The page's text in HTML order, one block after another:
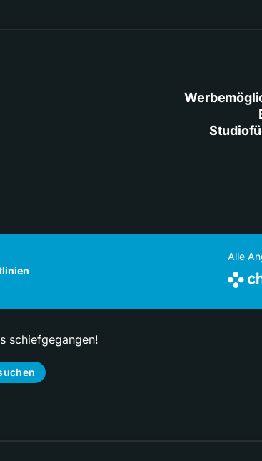
Alle
schiefgegangen!